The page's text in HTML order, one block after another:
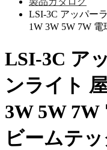
LSI-3C アッパー
1W 3W 5W 7W
LSI-3C ア
ンライト
3W 5W
ビームテッ